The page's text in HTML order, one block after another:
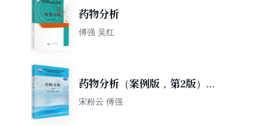
药物分析
傅强 吴红
药物分析（案例版，第2版）
（供药学类专业用）
宋粉云 傅强